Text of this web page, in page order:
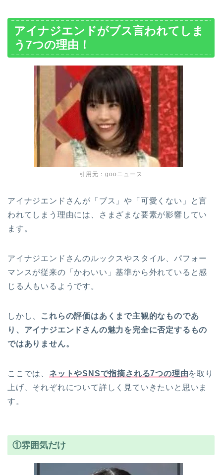
アイナジエンドがブス言われてしま
う7つの理由！
引用元：gooニュース
アイナジエンドさんが「ブス」や「可愛くない」と言
われてしまう理由には、さまざまな要素が影響してい
ます。
アイナジエンドさんのルックスやスタイル、パフォー
マンスが従来の「かわいい」基準から外れていると感
じる人もいるようです。
しかし、
これらの評価はあくまで主観的なものであ
り、アイナジエンドさんの魅力を完全に否定するもの
ではありません。
ここでは、 ネットやSNSで指摘される7つの理由を取り
上げ、それぞれについて詳しく見ていきたいと思いま
す。
①雰囲気だけ